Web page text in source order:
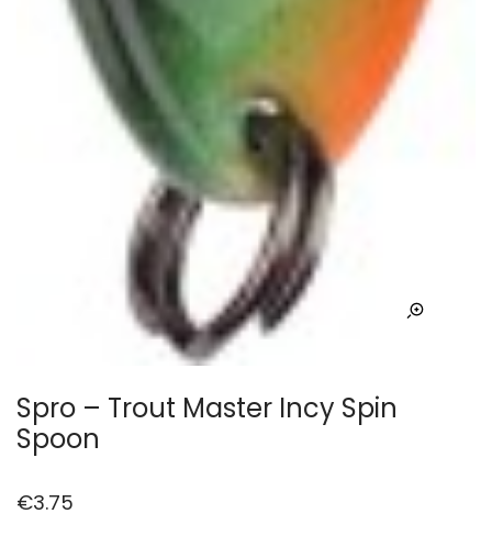
Spro – Trout Master Incy Spin
Spoon
€3.75